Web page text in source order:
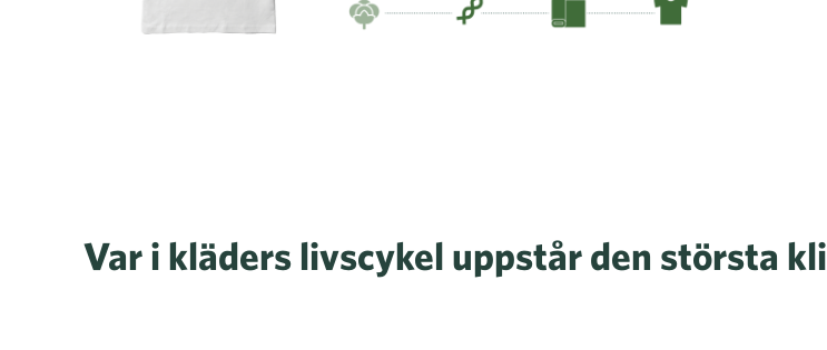
Var i kläders livscykel uppstår den största